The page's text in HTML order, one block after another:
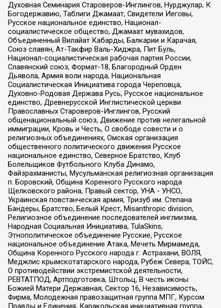
Духовная Семинария Староверов-Инглингов, Нурджулар, К
Богодержавию, Таблиги Джамаат, Свидетели Иеговы,
Русское национальное единство, Национал-
социалистическое общество, Джамаат мувахидов,
Объединенный Вилайат Кабарды, Балкарии и Карачая,
Союз славян, Ат-Такфир Валь-Хиджра, Пит Буль,
Национал-социалистическая рабочая партия России,
Славянский союз, Формат-18, Благородный Орден
Дьявола, Армия воли народа, Национальная
Социалистическая Инициатива города Череповца,
Духовно-Родовая Держава Русь, Русское национальное
единство, Древнерусской Инглистической церкви
Православных Староверов-Инглингов, Русский
общенациональный союз, Движение против нелегальной
иммиграции, Кровь и Честь, О свободе совести и о
религиозных объединениях, Омская организация
общественного политического движения Русское
национальное единство, Северное Братство, Клуб
Болельщиков Футбольного Клуба Динамо,
Файзрахманисты, Мусульманская религиозная организация
п. Боровский, Община Коренного Русского народа
Щелковского района, Правый сектор, УНА - УНСО,
Украинская повстанческая армия, Тризуб им. Степана
Бандеры, Братство, Белый Крест, Misanthropic division,
Религиозное объединение последователей инглиизма,
Народная Социальная Инициатива, TulaSkins,
Этнополитическое объединение Русские, Русское
национальное объединение Атака, Мечеть Мирмамеда,
Община Коренного Русского народа г. Астрахани, ВОЛЯ,
Меджлис крымскотатарского народа, Рубеж Севера, ТОЙС,
О противодействии экстремистской деятельности,
РЕВТАТПОД, Артподготовка, Штольц, В честь иконы
Божией Матери Державная, Сектор 16, Независимость,
Фирма, Молодежная правозащитная группа МПГ, Курсом
Правды и Единения, Каракольская инициативная группа,